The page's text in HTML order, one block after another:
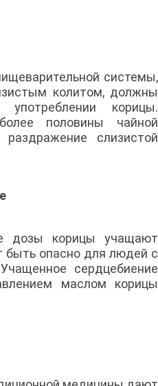
системы,
колитом, должны
корицы.
половины чайной
слизистой
дозы корицы учащают
быть опасно для людей с
сердцебиение
маслом корицы